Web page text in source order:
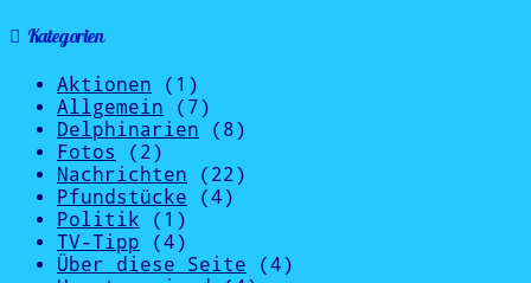
Kategorien
Aktionen (1)
Allgemein (7)
Delphinarien (8)
Fotos
(2)
Nachrichten (22)
Pfundstücke (4)
Politik (1)
TV-Tipp (4)
Über diese Seite (4)